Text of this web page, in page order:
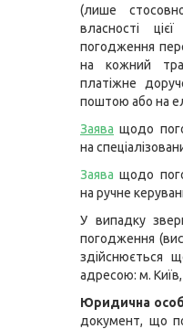
(лише
власності
погодження
на кожний
платіжне
поштою або на
Заява щодо
на
Заява щодо
на ручне
У випадку
погодження
здійснюється
адресою: м. Київ,
Юридична
документ, що